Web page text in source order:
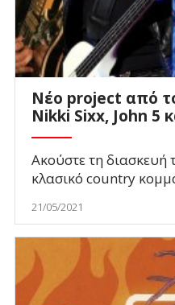
Νέο project από
Nikki Sixx, John 5
Ακούστε τη διασκευή
κλασικό country
21/05/2021